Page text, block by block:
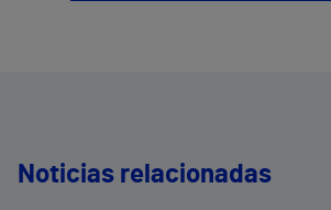
Noticias relacionadas